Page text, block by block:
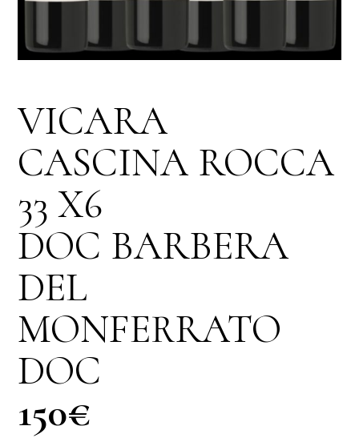
VICARA
CASCINA ROCCA
33 X6
DOC BARBERA
DEL
MONFERRATO
DOC
150€